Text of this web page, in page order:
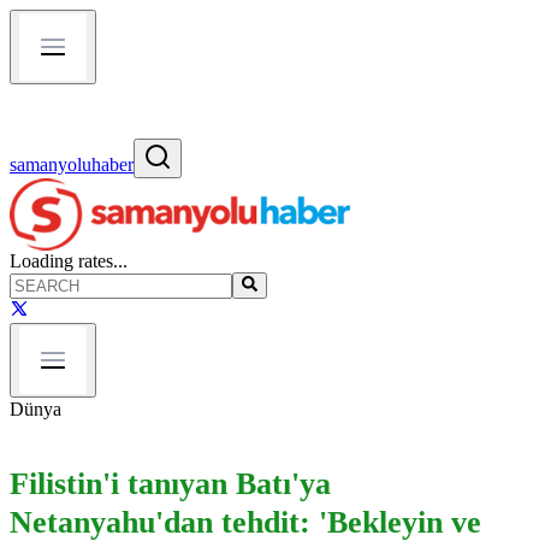
samanyoluhaber
Loading rates...
Dünya
Filistin'i tanıyan Batı'ya
Netanyahu'dan tehdit: 'Bekleyin ve